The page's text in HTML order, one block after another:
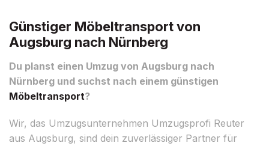
Günstiger Möbeltransport von
Augsburg nach Nürnberg
Du planst einen Umzug von Augsburg nach
Nürnberg und suchst nach einem günstigen
Möbeltransport?
Wir, das Umzugsunternehmen Umzugsprofi Reuter
aus Augsburg, sind dein zuverlässiger Partner für